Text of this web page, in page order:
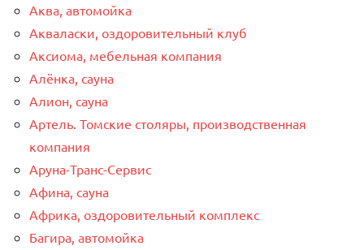
Аква, автомойка
Акваласки, оздоровительный клуб
Аксиома, мебельная компания
Алёнка, сауна
Алион, сауна
Артель. Томские столяры, производственная
компания
Аруна-Транс-Сервис
Афина, сауна
Африка, оздоровительный комплекс
Багира, автомойка